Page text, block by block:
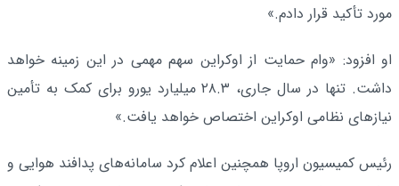
مورد تأکید قرار دادم.»
او افزود: «وام حمایت از اوکراین سهم مهمی در این زمینه خواهد
داشت. تنها در سال جاری، ۲۸.۳ میلیارد یورو برای کمک به تأمین
نیازهای نظامی اوکراین اختصاص خواهد یافت.»
رئیس کمیسیون اروپا همچنین اعلام کرد سامانه‌های پدافند هوایی و